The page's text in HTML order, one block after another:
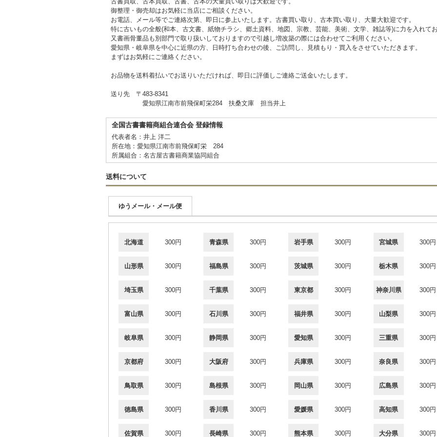
御整理・御売却はお気軽に当店にご相談ください。
お電話、メール等でご連絡次第、即日に参上いたします。古書買い取り、古本買い取り、大量大歓迎です。
特に古いもの全般(和本、古文書、紙物チラシ、郷土資料、地図、宗教、芸能、美術、文学、雑誌等)に力を入れてお
又書画骨董品も別部門で取り扱いしておりますので引越し増改築の際には合わせてご利用ください。
愛知県・岐阜県を中心に近県の方、日時打ち合わせの後、ご訪問し、見積もり・買入をさせていただきます。
まずはお気軽にご連絡ください。
お品物を送料着払いでお送りいただければ、即日に評価しご連絡ご送金いたします。
送り先 〒483-8341
愛知県江南市前飛保町栄284 扶桑文庫 担当井上
全国古書書籍商組合連合会 登録情報
代表者名：井上 洋二
所在地：愛知県江南市前飛保町栄 284
所属組合：名古屋古書籍商業協同組合
送料について
ゆうメール・メール便
北海道 300円 青森県 300円 岩手県 300円 宮城県 300円
山形県 300円 福島県 300円 茨城県 300円 栃木県 300円
埼玉県 300円 千葉県 300円 東京都 300円 神奈川県 300円
富山県 300円 石川県 300円 福井県 300円 山梨県 300円
岐阜県 300円 静岡県 300円 愛知県 300円 三重県 300円
京都府 300円 大阪府 300円 兵庫県 300円 奈良県 300円
鳥取県 300円 島根県 300円 岡山県 300円 広島県 300円
徳島県 300円 香川県 300円 愛媛県 300円 高知県 300円
佐賀県 300円 長崎県 300円 熊本県 300円 大分県 300円